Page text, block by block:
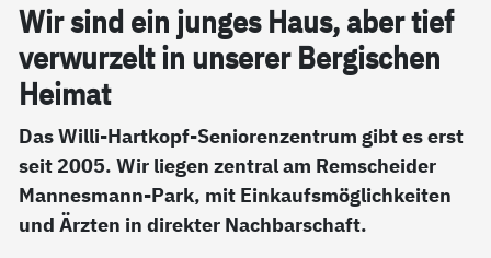
Wir sind ein jun­ges Haus, aber tief
ver­wur­zelt in un­se­rer Ber­gi­schen
Hei­mat
Das Willi-Hartkopf-Seniorenzentrum gibt es erst
seit 2005. Wir liegen zentral am Remscheider
Mannesmann-Park, mit Einkaufsmöglichkeiten
und Ärzten in direkter Nachbarschaft.